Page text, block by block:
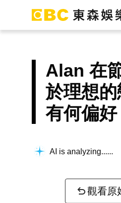
Alan 在
於理想
有何偏好
AI is analyzing...
觀看原